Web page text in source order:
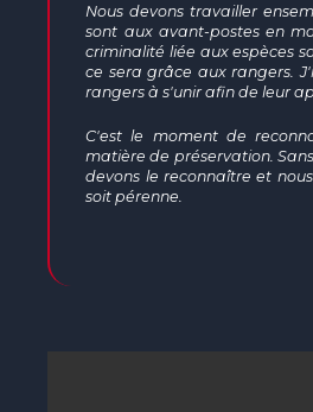
Nous devons travailler
sont aux avant-postes en
criminalité liée aux espèces
ce sera grâce aux rangers.
rangers à s'unir afin de leur
C'est le moment de
matière de préservation.
devons le reconnaître et
soit pérenne.